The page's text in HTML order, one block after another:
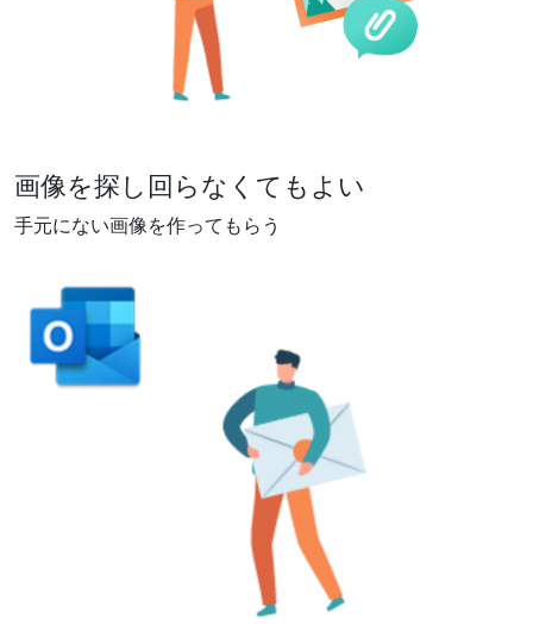
画像を探し回らなくてもよい
手元にない画像を作ってもらう